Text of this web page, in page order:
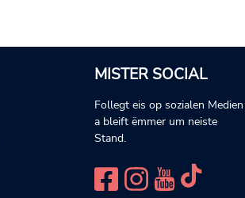
MISTER SOCIAL
Follegt eis op sozialen Medien
a bleift ëmmer um neiste
Stand.